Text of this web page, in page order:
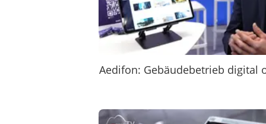
Aedifon: Gebäudebetrieb digital